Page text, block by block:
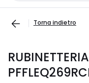
Torna indietro